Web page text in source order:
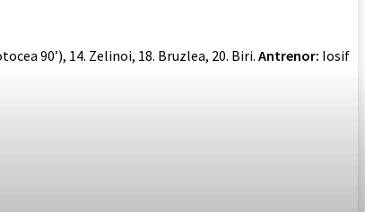
90’), 14. Zelinoi, 18. Bruzlea, 20. Biri. Antrenor: Iosif